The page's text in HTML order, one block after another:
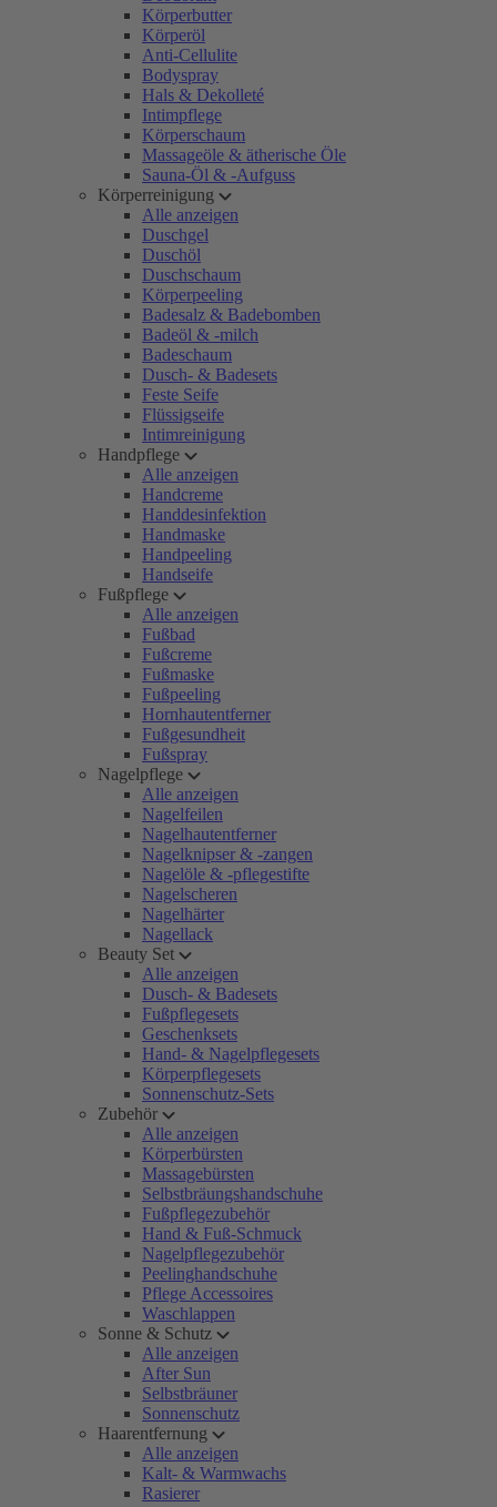
Körperbutter
Körperöl
Anti-Cellulite
Bodyspray
Hals & Dekolleté
Intimpflege
Körperschaum
Massageöle & ätherische Öle
Sauna-Öl & -Aufguss
Körperreinigung
Alle anzeigen
Duschgel
Duschöl
Duschschaum
Körperpeeling
Badesalz & Badebomben
Badeöl & -milch
Badeschaum
Dusch- & Badesets
Feste Seife
Flüssigseife
Intimreinigung
Handpflege
Alle anzeigen
Handcreme
Handdesinfektion
Handmaske
Handpeeling
Handseife
Fußpflege
Alle anzeigen
Fußbad
Fußcreme
Fußmaske
Fußpeeling
Hornhautentferner
Fußgesundheit
Fußspray
Nagelpflege
Alle anzeigen
Nagelfeilen
Nagelhautentferner
Nagelknipser & -zangen
Nagelöle & -pflegestifte
Nagelscheren
Nagelhärter
Nagellack
Beauty Set
Alle anzeigen
Dusch- & Badesets
Fußpflegesets
Geschenksets
Hand- & Nagelpflegesets
Körperpflegesets
Sonnenschutz-Sets
Zubehör
Alle anzeigen
Körperbürsten
Massagebürsten
Selbstbräungshandschuhe
Fußpflegezubehör
Hand & Fuß-Schmuck
Nagelpflegezubehör
Peelinghandschuhe
Pflege Accessoires
Waschlappen
Sonne & Schutz
Alle anzeigen
After Sun
Selbstbräuner
Sonnenschutz
Haarentfernung
Alle anzeigen
Kalt- & Warmwachs
Rasierer